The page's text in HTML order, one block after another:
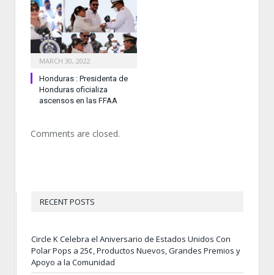
MARCH 30, 2022
Honduras : Presidenta de
Honduras oficializa
ascensos en las FFAA
Comments are closed.
RECENT POSTS
Circle K Celebra el Aniversario de Estados Unidos Con
Polar Pops a 25¢, Productos Nuevos, Grandes Premios y
Apoyo a la Comunidad